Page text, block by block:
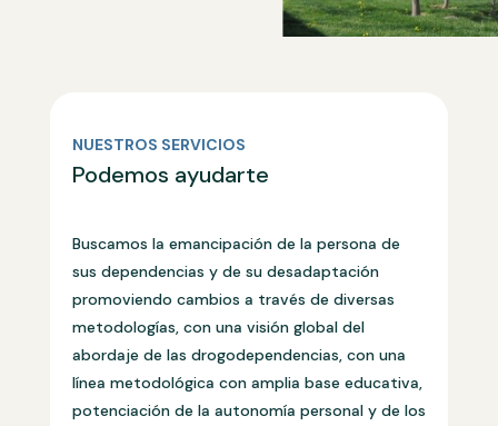
NUESTROS SERVICIOS
Podemos ayudarte
Buscamos la emancipación de la persona de
sus dependencias y de su desadaptación
promoviendo cambios a través de diversas
metodologías, con una visión global del
abordaje de las drogodependencias, con una
línea metodológica con amplia base educativa,
potenciación de la autonomía personal y de los